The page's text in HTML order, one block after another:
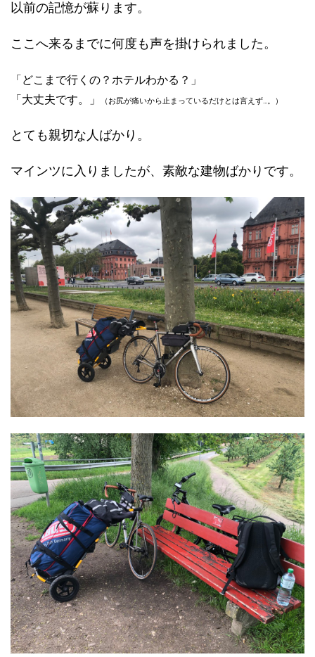
以前の記憶が蘇ります。
ここへ来るまでに何度も声を掛けられました。
「どこまで行くの？ホテルわかる？」
「大丈夫です。」
（お尻が痛いから止まっているだけとは言えず…。）
とても親切な人ばかり。
マインツに入りましたが、素敵な建物ばかりです。